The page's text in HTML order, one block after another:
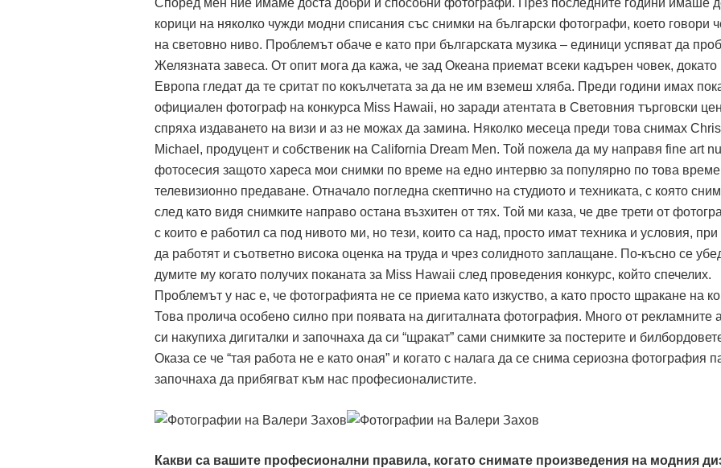
корици на няколко чужди модни списания със снимки на български фотографи, което говори
на световно ниво. Проблемът обаче е като при българската музика – единици успяват да
Желязната завеса. От опит мога да кажа, че зад Океана приемат всеки кадърен човек, докато
Европа гледат да те сритат по кокълчетата за да не им вземеш хляба. Преди години имах
официален фотограф на конкурса Miss Hawaii, но заради атентата в Световния търговски
спряха издаването на визи и аз не можах да замина. Няколко месеца преди това снимах
Michael, продуцент и собственик на California Dream Men. Той пожела да му направя fine art
фотосесия защото хареса мои снимки по време на едно интервю за популярно по това време
телевизионно предaване. Отначало погледна скептично на студиото и техниката, с която
след като видя снимките направо остана възхитен от тях. Той ми каза, че две трети от
с които е работил са под нивото ми, но тези, които са над, просто имат техника и условия, при
да работят и съответно висока оценка на труда и чрез солидното заплащане. По-късно се
думите му когато получих поканата за Miss Hawaii след проведения конкурс, който спечелих.
Проблемът у нас е, че фотографията не се приема като изкуство, а като просто щракане на
Това пролича особено силно при появата на дигиталната фотография. Много от рекламните
си накупиха дигиталки и започнаха да си “щракат” сами снимките за постерите и
Оказа се че “тая работа не е като оная” и когато с налага да се снима сериозна фотография
започнаха да прибягват към нас професионалистите.
Какви са вашите професионални правила, когато снимате произведения на модния